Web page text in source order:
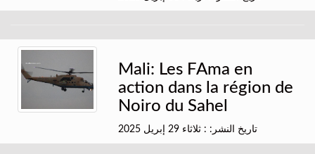
Mali: Les FAma en
action dans la région de
Noiro du Sahel
تاريخ النشر: : ثلاثاء 29 إبريل 2025